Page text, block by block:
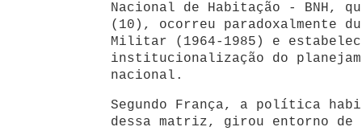
Nacional de Habitação - BNH,
(10), ocorreu paradoxalmente
Militar (1964-1985) e
institucionalização do
nacional.
Segundo França, a política
dessa matriz, girou entorno de